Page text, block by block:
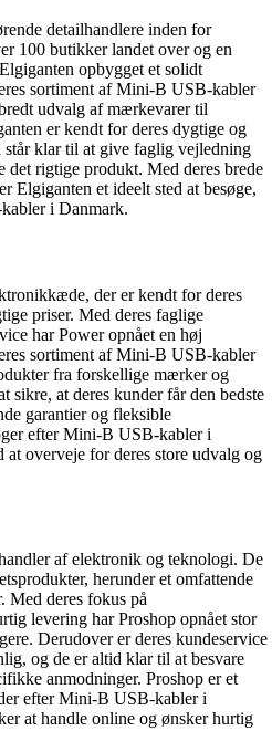
detailhandlere inden for
100 butikker landet over og en
opbygget et solidt
sortiment af Mini-B USB-kabler
udvalg af mærkevarer til
er kendt for deres dygtige og
klar til at give faglig vejledning
rigtige produkt. Med deres brede
Elgiganten et ideelt sted at besøge,
i Danmark.
der er kendt for deres
priser. Med deres faglige
har Power opnået en høj
sortiment af Mini-B USB-kabler
fra forskellige mærker og
sikre, at deres kunder får den bedste
garantier og fleksible
efter Mini-B USB-kabler i
at overveje for deres store udvalg og
af elektronik og teknologi. De
herunder et omfattende
deres fokus på
levering har Proshop opnået stor
Derudover er deres kundeservice
og de er altid klar til at besvare
anmodninger. Proshop er et
efter Mini-B USB-kabler i
at handle online og ønsker hurtig